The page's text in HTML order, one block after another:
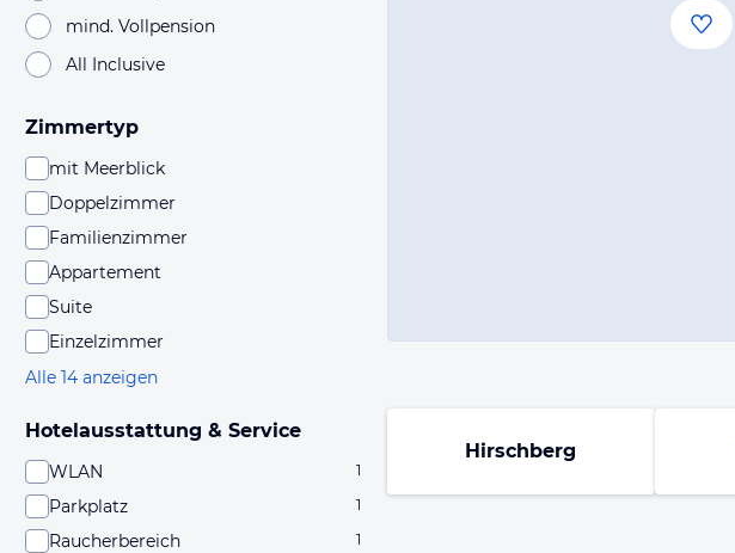
mind. Vollpension
All Inclusive
Zimmertyp
mit Meerblick
Doppelzimmer
Familienzimmer
Appartement
Suite
Einzelzimmer
Alle 14 anzeigen
Hotelausstattung & Service
WLAN 1
Parkplatz 1
Raucherbereich 1
Hirschberg